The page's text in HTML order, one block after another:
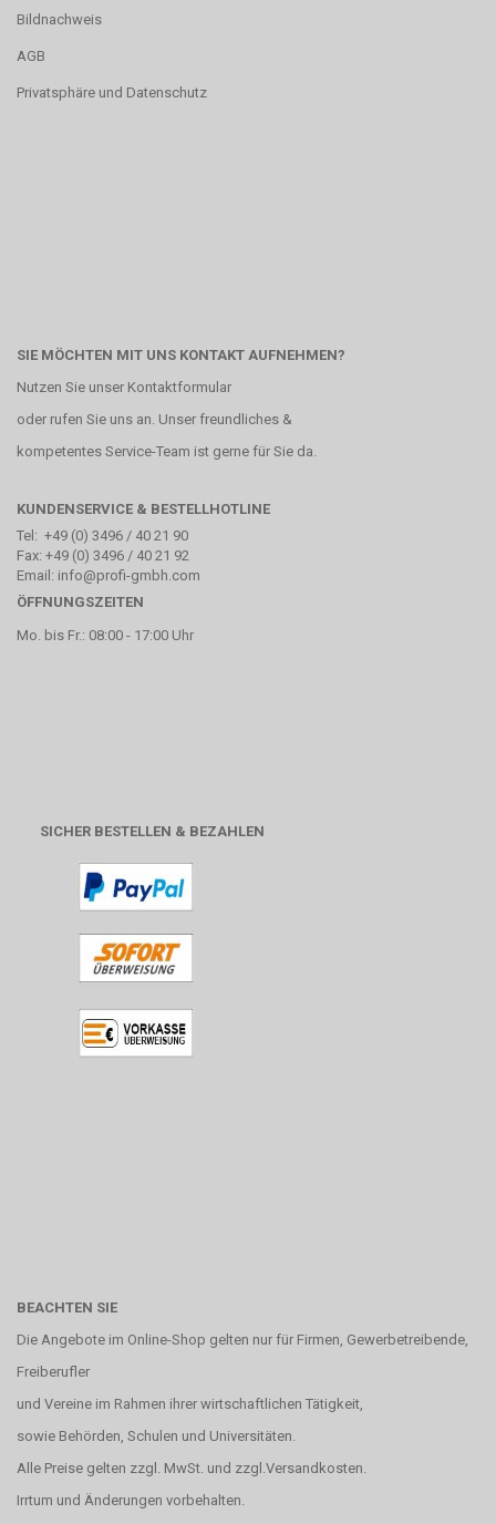
Bildnachweis
AGB
Privatsphäre und Datenschutz
SIE MÖCHTEN MIT UNS KONTAKT AUFNEHMEN?
Nutzen Sie unser Kontaktformular
oder rufen Sie uns an. Unser freundliches &
kompetentes Service-Team ist gerne für Sie da.
KUNDENSERVICE & BESTELLHOTLINE
Tel: +49 (0) 3496 / 40 21 90
Fax: +49 (0) 3496 / 40 21 92
Email: info@profi-gmbh.com
ÖFFNUNGSZEITEN
Mo. bis Fr.: 08:00 - 17:00 Uhr
SICHER BESTELLEN & BEZAHLEN
BEACHTEN SIE
Die Angebote im Online-Shop gelten nur für Firmen, Gewerbetreibende,
Freiberufler
und Vereine im Rahmen ihrer wirtschaftlichen Tätigkeit,
sowie Behörden, Schulen und Universitäten.
Alle Preise gelten zzgl. MwSt. und zzgl.Versandkosten.
Irrtum und Änderungen vorbehalten.